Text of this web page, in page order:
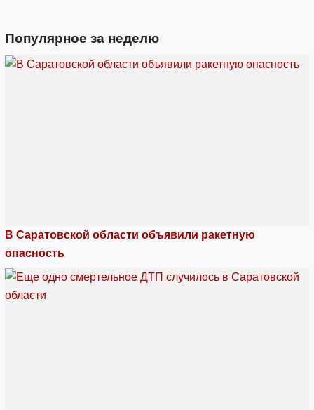
Популярное за неделю
В Саратовской области объявили ракетную
опасность